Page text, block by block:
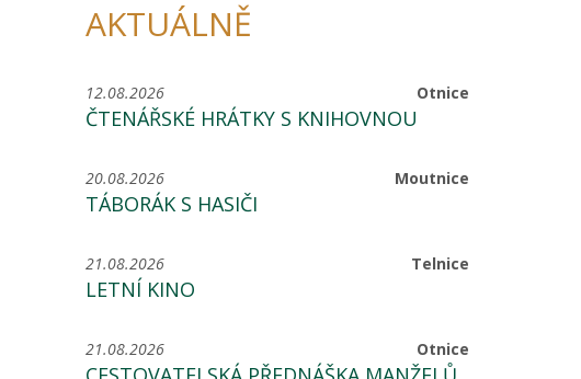
AKTUÁLNĚ
Otnice
12.08.2026
ČTENÁŘSKÉ HRÁTKY S KNIHOVNOU
Moutnice
20.08.2026
TÁBORÁK S HASIČI
Telnice
21.08.2026
LETNÍ KINO
Otnice
21.08.2026